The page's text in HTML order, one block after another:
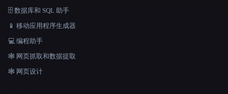
🗄️ 数据库和 SQL 助手
📱 移动应用程序生成器
💻 编程助手
🕸️ 网页抓取和数据提取
🕸 网页设计